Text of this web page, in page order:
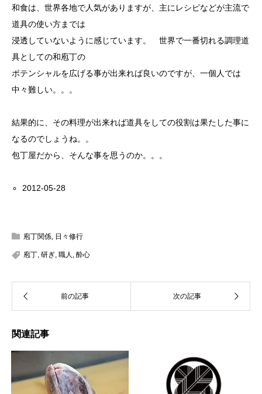
和食は、世界各地で人気がありますが、主にレシピなどが主流で
道具の使い方までは
浸透していないように感じています。 世界で一番切れる調理道
具としての和庖丁の
ポテンシャルを広げる事が出来れば良いのですが、一個人では
中々難しい。。。
結果的に、その料理が出来れば道具をしての役割は果たした事に
なるのでしょうね。。
包丁屋だから、そんな事を思うのか。。。
2012-05-28
庖丁関係, 日々修行
庖丁, 研ぎ, 職人 , 酔心
関連記事